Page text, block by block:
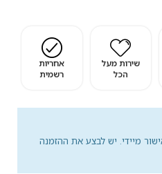
שירות מעל
הכל
אחריות
רשמית
מיידי. יש לבצע את ההזמנה